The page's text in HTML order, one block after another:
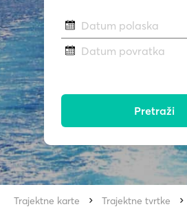
Datum polaska
Datum povratka
Pretraži
Trajektne karte Trajektne tvrtke